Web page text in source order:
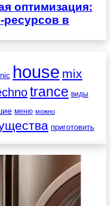
оптимизация:
ресурсов в
house mix
trance виды
меню можно
приготовить